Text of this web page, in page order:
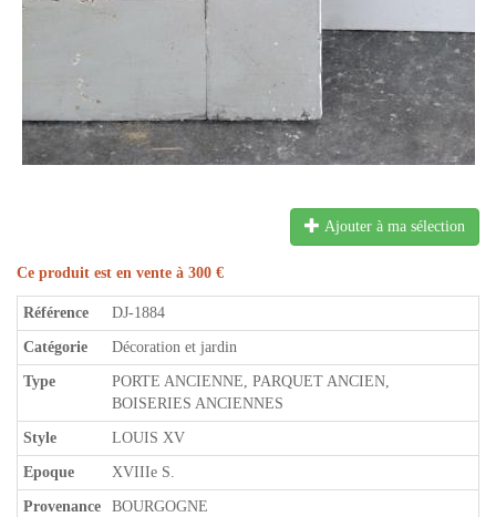
Ajouter à ma sélection
Ce produit est en vente à 300 €
Référence DJ-1884
Catégorie Décoration et jardin
Type
PORTE ANCIENNE, PARQUET ANCIEN,
BOISERIES ANCIENNES
Style LOUIS XV
Epoque XVIIIe S.
Provenance BOURGOGNE